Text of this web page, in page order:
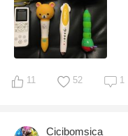
三，点读笔
家里有四根点读笔，英
笔，几根点读笔里颜
资源有限，配套了三十
11 52 1
Cicibomsica